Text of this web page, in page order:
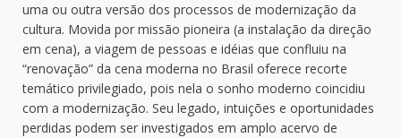
uma ou outra versão dos processos de modernização da
cultura. Movida por missão pioneira (a instalação da direção
em cena), a viagem de pessoas e idéias que confluiu na
“renovação” da cena moderna no Brasil oferece recorte
temático privilegiado, pois nela o sonho moderno coincidiu
com a modernização. Seu legado, intuições e oportunidades
perdidas podem ser investigados em amplo acervo de